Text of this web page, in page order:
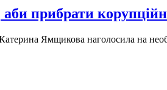
прибрати
Ямщикова наголосила на